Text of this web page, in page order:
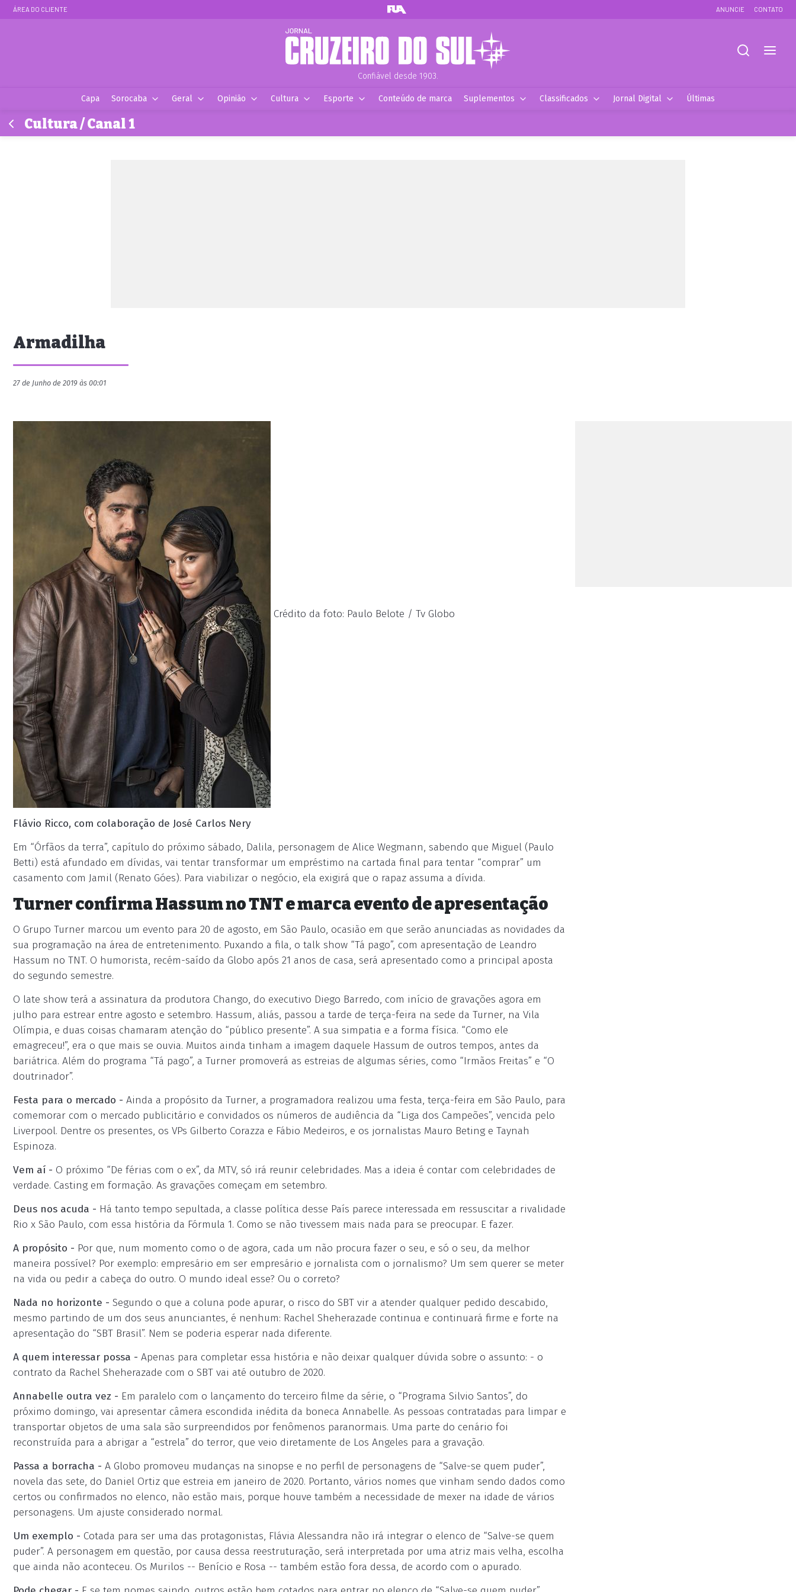
ÁREA DO CLIENTE ANUNCIE CONTATO
Confiável desde 1903.
Capa Sorocaba Geral Opinião Cultura Esporte Conteúdo de marca Suplementos Classificados Jornal Digital Últimas
Cultura / Canal 1
Armadilha
27 de Junho de 2019 às 00:01
Crédito da foto: Paulo Belote / Tv Globo
Flávio Ricco, com colaboração de José Carlos Nery
Em “Órfãos da terra”, capítulo do próximo sábado, Dalila, personagem de Alice Wegmann, sabendo que Miguel (Paulo
Betti) está afundado em dívidas, vai tentar transformar um empréstimo na cartada final para tentar “comprar” um
casamento com Jamil (Renato Góes). Para viabilizar o negócio, ela exigirá que o rapaz assuma a dívida.
Turner confirma Hassum no TNT e marca evento de apresentação
O Grupo Turner marcou um evento para 20 de agosto, em São Paulo, ocasião em que serão anunciadas as novidades da
sua programação na área de entretenimento. Puxando a fila, o talk show “Tá pago”, com apresentação de Leandro
Hassum no TNT. O humorista, recém-saído da Globo após 21 anos de casa, será apresentado como a principal aposta
do segundo semestre.
O late show terá a assinatura da produtora Chango, do executivo Diego Barredo, com início de gravações agora em
julho para estrear entre agosto e setembro. Hassum, aliás, passou a tarde de terça-feira na sede da Turner, na Vila
Olímpia, e duas coisas chamaram atenção do “público presente”. A sua simpatia e a forma física. “Como ele
emagreceu!”, era o que mais se ouvia. Muitos ainda tinham a imagem daquele Hassum de outros tempos, antes da
bariátrica. Além do programa “Tá pago”, a Turner promoverá as estreias de algumas séries, como “Irmãos Freitas” e “O
doutrinador”.
Festa para o mercado - Ainda a propósito da Turner, a programadora realizou uma festa, terça-feira em São Paulo, para
comemorar com o mercado publicitário e convidados os números de audiência da “Liga dos Campeões”, vencida pelo
Liverpool. Dentre os presentes, os VPs Gilberto Corazza e Fábio Medeiros, e os jornalistas Mauro Beting e Taynah
Espinoza.
Vem aí - O próximo “De férias com o ex”, da MTV, só irá reunir celebridades. Mas a ideia é contar com celebridades de
verdade. Casting em formação. As gravações começam em setembro.
Deus nos acuda - Há tanto tempo sepultada, a classe política desse País parece interessada em ressuscitar a rivalidade
Rio x São Paulo, com essa história da Fórmula 1. Como se não tivessem mais nada para se preocupar. E fazer.
A propósito - Por que, num momento como o de agora, cada um não procura fazer o seu, e só o seu, da melhor
maneira possível? Por exemplo: empresário em ser empresário e jornalista com o jornalismo? Um sem querer se meter
na vida ou pedir a cabeça do outro. O mundo ideal esse? Ou o correto?
Nada no horizonte - Segundo o que a coluna pode apurar, o risco do SBT vir a atender qualquer pedido descabido,
mesmo partindo de um dos seus anunciantes, é nenhum: Rachel Sheherazade continua e continuará firme e forte na
apresentação do “SBT Brasil”. Nem se poderia esperar nada diferente.
A quem interessar possa - Apenas para completar essa história e não deixar qualquer dúvida sobre o assunto: - o
contrato da Rachel Sheherazade com o SBT vai até outubro de 2020.
Annabelle outra vez - Em paralelo com o lançamento do terceiro filme da série, o “Programa Silvio Santos”, do
próximo domingo, vai apresentar câmera escondida inédita da boneca Annabelle. As pessoas contratadas para limpar e
transportar objetos de uma sala são surpreendidos por fenômenos paranormais. Uma parte do cenário foi
reconstruída para a abrigar a “estrela” do terror, que veio diretamente de Los Angeles para a gravação.
Passa a borracha - A Globo promoveu mudanças na sinopse e no perfil de personagens de “Salve-se quem puder”,
novela das sete, do Daniel Ortiz que estreia em janeiro de 2020. Portanto, vários nomes que vinham sendo dados como
certos ou confirmados no elenco, não estão mais, porque houve também a necessidade de mexer na idade de vários
personagens. Um ajuste considerado normal.
Um exemplo - Cotada para ser uma das protagonistas, Flávia Alessandra não irá integrar o elenco de “Salve-se quem
puder”. A personagem em questão, por causa dessa reestruturação, será interpretada por uma atriz mais velha, escolha
que ainda não aconteceu. Os Murilos -- Benício e Rosa -- também estão fora dessa, de acordo com o apurado.